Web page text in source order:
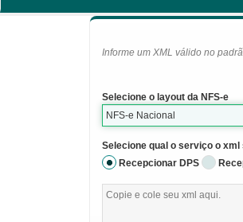
Informe um XML válido no
Selecione o layout da NFS-e
NFS-e Nacional
Selecione qual o serviço o xml
Recepcionar DPS